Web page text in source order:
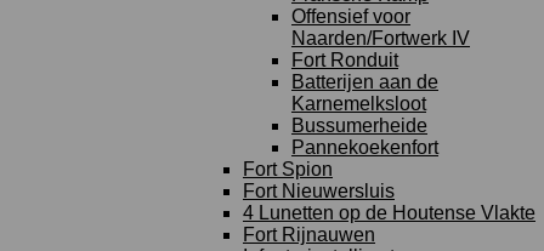
Offensief voor
Naarden/Fortwerk IV
Fort Ronduit
Batterijen aan de
Karnemelksloot
Bussumerheide
Pannekoekenfort
Fort Spion
Fort Nieuwersluis
4 Lunetten op de Houtense Vlakte
Fort Rijnauwen